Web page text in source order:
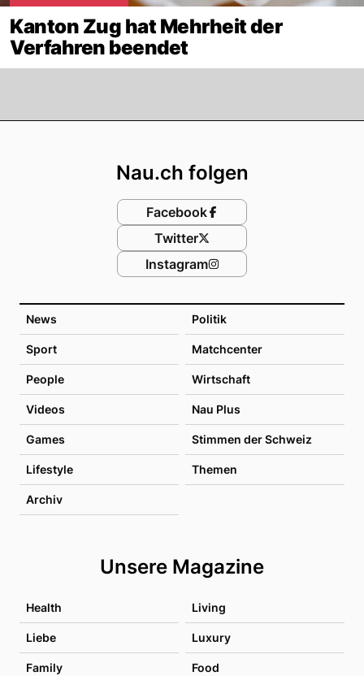
Kanton Zug hat Mehrheit der
Verfahren beendet
News Politik
Sport Matchcenter
People Wirtschaft
Videos Nau Plus
Games Stimmen der Schweiz
Lifestyle Themen
Archiv
Unsere Magazine
Health Living
Liebe Luxury
Family Food
Nau.ch folgen
Facebook
Twitter
Instagram